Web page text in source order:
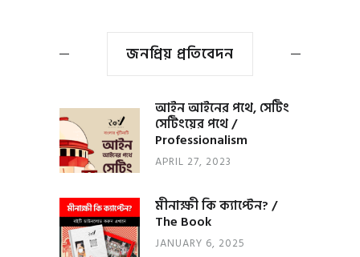
জনপ্রিয় প্রতিবেদন
আইন আইনের পথে, সেটিং
সেটিংয়ের পথে /
Professionalism
APRIL 27, 2023
মীনাক্ষী কি ক্যাপ্টেন? /
The Book
JANUARY 6, 2025